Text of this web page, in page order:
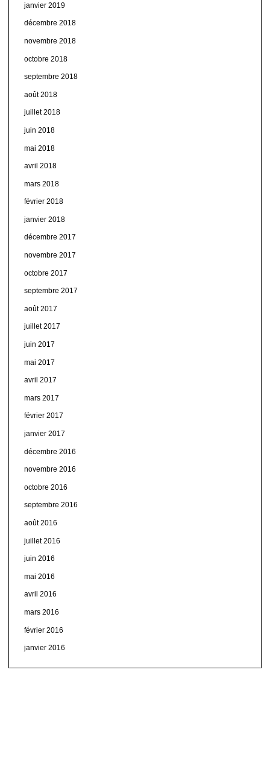
janvier 2019
décembre 2018
novembre 2018
octobre 2018
septembre 2018
août 2018
juillet 2018
juin 2018
mai 2018
avril 2018
mars 2018
février 2018
janvier 2018
décembre 2017
novembre 2017
octobre 2017
septembre 2017
août 2017
juillet 2017
juin 2017
mai 2017
avril 2017
mars 2017
février 2017
janvier 2017
décembre 2016
novembre 2016
octobre 2016
septembre 2016
août 2016
juillet 2016
juin 2016
mai 2016
avril 2016
mars 2016
février 2016
janvier 2016